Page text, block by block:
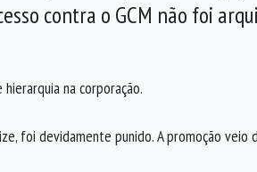
contra o GCM não foi
na corporação.
foi devidamente punido. A promoção veio